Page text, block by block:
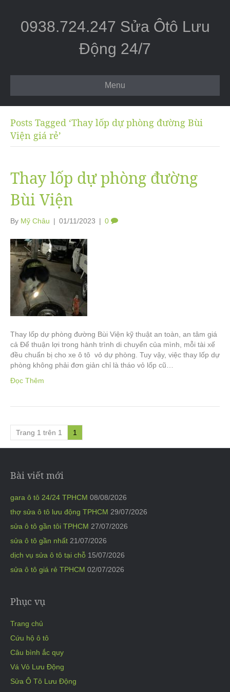
0938.724.247 Sửa Ôtô Lưu
Động 24/7
Menu
Posts Tagged ‘Thay lốp dự phòng đường Bùi
Viện giá rẻ’
Thay lốp dự phòng đường
Bùi Viện
By Mỹ Châu | 01/11/2023 | 0
Thay lốp dự phòng đường Bùi Viện kỹ thuật an toàn, an tâm giá
cả Để thuận lợi trong hành trình di chuyển của mình, mỗi tài xế
đều chuẩn bị cho xe ô tô vỏ dự phòng. Tuy vậy, việc thay lốp dự
phòng không phải đơn giản chỉ là tháo vỏ lốp cũ…
Đọc Thêm
Trang 1 trên 1 1
Bài viết mới
gara ô tô 24/24 TPHCM 08/08/2026
thợ sửa ô tô lưu động TPHCM 29/07/2026
sửa ô tô gần tôi TPHCM 27/07/2026
sửa ô tô gần nhất 21/07/2026
dịch vụ sửa ô tô tại chỗ 15/07/2026
sửa ô tô giá rẻ TPHCM 02/07/2026
Phục vụ
Trang chủ
Cứu hộ ô tô
Câu bình ắc quy
Vá Vỏ Lưu Động
Sửa Ô Tô Lưu Động